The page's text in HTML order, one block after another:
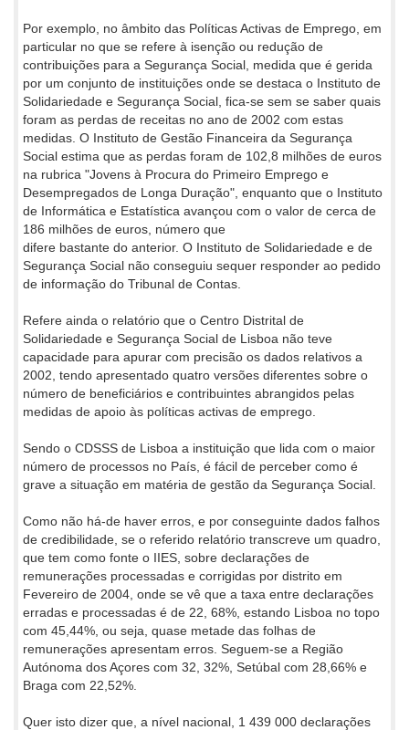
Por exemplo, no âmbito das Políticas Activas de Emprego, em
particular no que se refere à isenção ou redução de
contribuições para a Segurança Social, medida que é gerida
por um conjunto de instituições onde se destaca o Instituto de
Solidariedade e Segurança Social, fica-se sem se saber quais
foram as perdas de receitas no ano de 2002 com estas
medidas. O Instituto de Gestão Financeira da Segurança
Social estima que as perdas foram de 102,8 milhões de euros
na rubrica "Jovens à Procura do Primeiro Emprego e
Desempregados de Longa Duração", enquanto que o Instituto
de Informática e Estatística avançou com o valor de cerca de
186 milhões de euros, número que
difere bastante do anterior. O Instituto de Solidariedade e de
Segurança Social não conseguiu sequer responder ao pedido
de informação do Tribunal de Contas.
Refere ainda o relatório que o Centro Distrital de
Solidariedade e Segurança Social de Lisboa não teve
capacidade para apurar com precisão os dados relativos a
2002, tendo apresentado quatro versões diferentes sobre o
número de beneficiários e contribuintes abrangidos pelas
medidas de apoio às políticas activas de emprego.
Sendo o CDSSS de Lisboa a instituição que lida com o maior
número de processos no País, é fácil de perceber como é
grave a situação em matéria de gestão da Segurança Social.
Como não há-de haver erros, e por conseguinte dados falhos
de credibilidade, se o referido relatório transcreve um quadro,
que tem como fonte o IIES, sobre declarações de
remunerações processadas e corrigidas por distrito em
Fevereiro de 2004, onde se vê que a taxa entre declarações
erradas e processadas é de 22, 68%, estando Lisboa no topo
com 45,44%, ou seja, quase metade das folhas de
remunerações apresentam erros. Seguem-se a Região
Autónoma dos Açores com 32, 32%, Setúbal com 28,66% e
Braga com 22,52%.
Quer isto dizer que, a nível nacional, 1 439 000 declarações